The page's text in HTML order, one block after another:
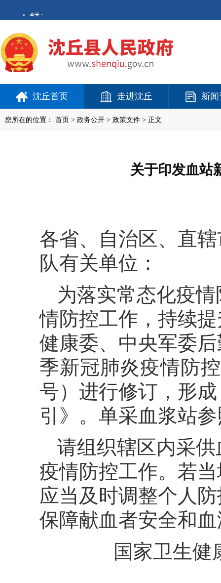
沈丘首页 走进沈丘 新
您所在的位置： 首页 > 政务公开 > 政策文件 > 正文
关于印发血站
各省、自治区、直
队有关单位：
为落实常态化疫
情防控工作，持续
健康委、中央军委
季新冠肺炎疫情防
号）进行修订，形
引》。单采血浆站
请组织辖区内采
疫情防控工作。若
应当及时调整个人
保障献血者安全和
国家卫生健